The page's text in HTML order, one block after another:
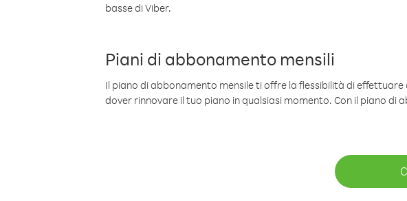
basse di Viber.
Piani di abbonamento mensili
Il piano di abbonamento mensile ti offre la flessibilità di
dover rinnovare il tuo piano in qualsiasi momento. Con il piano